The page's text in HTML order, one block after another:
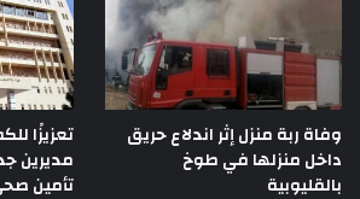
وفاة ربة منزل إثر اندلاع حريق
داخل منزلها في طوخ
بالقليوبية
تعزيزًا
تأمين